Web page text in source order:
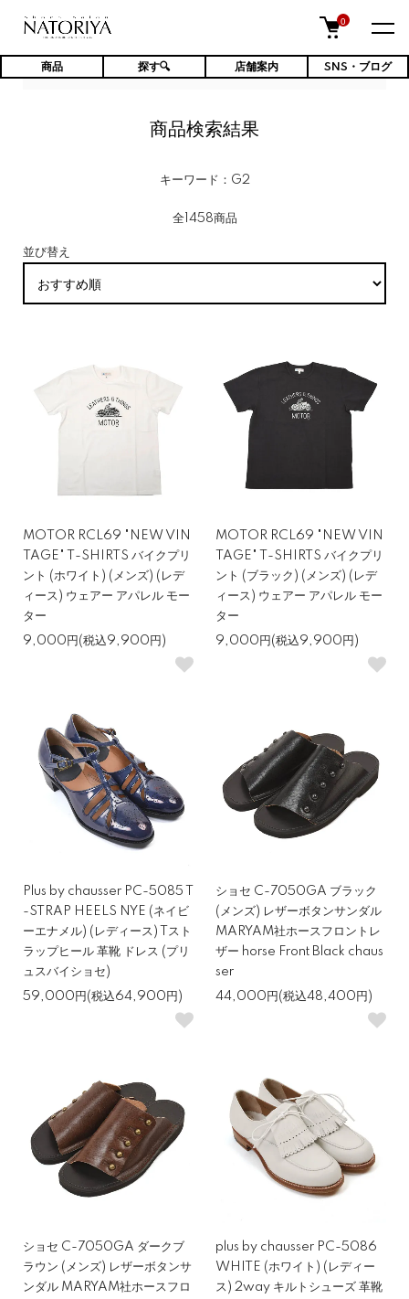
0
商品 探す🔍 店舗案内 SNS・ブログ
TOP 商品検索結果
商品検索結果
キーワード：G2
全1458商品
並び替え
MOTOR RCL69 "NEW VIN
TAGE" T-SHIRTS バイクプリ
ント (ホワイト) (メンズ) (レデ
ィース) ウェアー アパレル モー
ター
9,000円(税込9,900円)
MOTOR RCL69 "NEW VIN
TAGE" T-SHIRTS バイクプリ
ント (ブラック) (メンズ) (レデ
ィース) ウェアー アパレル モー
ター
9,000円(税込9,900円)
Plus by chausser PC-5085 T
-STRAP HEELS NYE (ネイビ
ーエナメル) (レディース) Tスト
ラップヒール 革靴 ドレス (プリ
ュスバイショセ)
59,000円(税込64,900円)
ショセ C-7050GA ブラック
(メンズ) レザーボタンサンダル
MARYAM社ホースフロントレ
ザー horse Front Black chaus
ser
44,000円(税込48,400円)
ショセ C-7050GA ダークブ
ラウン (メンズ) レザーボタンサ
ンダル MARYAM社ホースフロ
plus by chausser PC-5086
WHITE (ホワイト) (レディー
ス) 2way キルトシューズ 革靴